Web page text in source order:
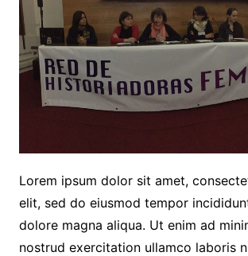
Lorem ipsum dolor sit amet,
elit, sed do eiusmod tempor
dolore magna aliqua. Ut enim ad
nostrud exercitation ullamco laboris